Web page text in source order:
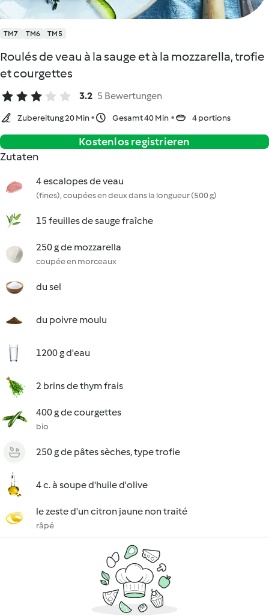
TM7 TM6 TM5
Roulés de veau à la sauge et à la mozzarella, trofie
et courgettes
3.2 5 Bewertungen
Zubereitung 20 Min Gesamt 40 Min 4 portions
Kostenlos registrieren
Zutaten
4 escalopes de veau
(fines), coupées en deux dans la longueur (500 g)
15 feuilles de sauge fraîche
250 g de mozzarella
coupée en morceaux
du sel
du poivre moulu
1200 g d'eau
2 brins de thym frais
400 g de courgettes
bio
250 g de pâtes sèches, type trofie
4 c. à soupe d'huile d'olive
le zeste d'un citron jaune non traité
râpé